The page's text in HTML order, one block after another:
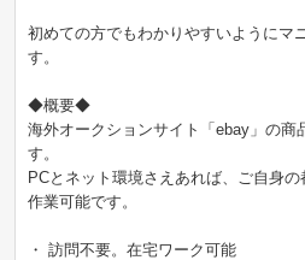
初めての方でもわかりやすいようにマ
す。
◆概要◆
海外オークションサイト「ebay」の商
す。
PCとネット環境さえあれば、ご自身
作業可能です。
・ 訪問不要。在宅ワーク可能